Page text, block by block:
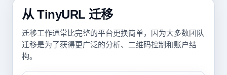
从 TinyURL 迁移
迁移工作通常比完整的平台更换简单，因为大多数团队
迁移是为了获得更广泛的分析、二维码控制和账户结
构。